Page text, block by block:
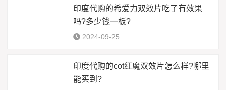
印度代购的希爱力双效片吃了有效果
吗?多少钱一板?
2024-09-25
印度代购的cot红魔双效片怎么样?哪里
能买到?